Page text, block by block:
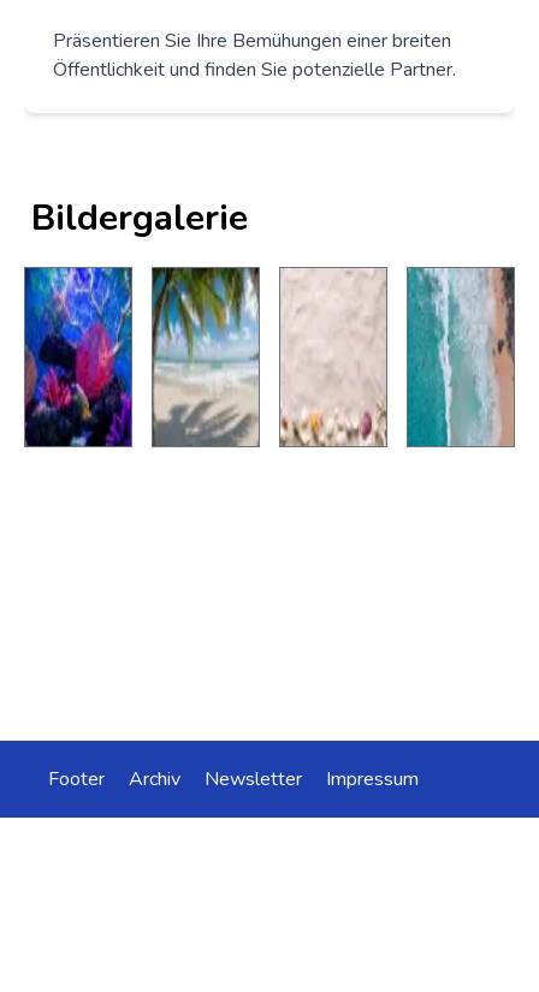
Präsentieren Sie Ihre Bemühungen einer breiten
Öffentlichkeit und finden Sie potenzielle Partner.
Bildergalerie
Footer Archiv Newsletter Impressum